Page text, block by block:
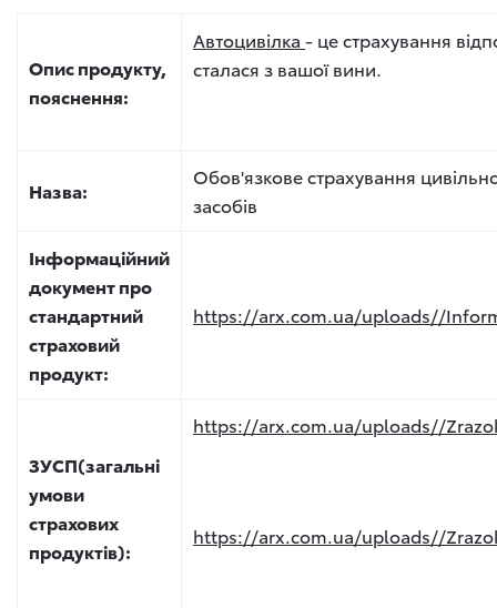
Опис продукту,
пояснення:
Автоцивілка - це страхування
сталася з вашої вини.
Назва:
Обов'язкове страхування
засобів
Інформаційний
документ про
стандартний
страховий
продукт:
https://arx.com.ua/uploads//
ЗУСП(загальні
умови
страхових
продуктів):
https://arx.com.ua/uploads//
https://arx.com.ua/uploads//